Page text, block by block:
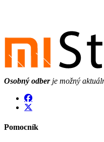
Osobný odberje možný
Pomocník